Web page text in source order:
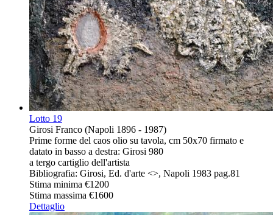
Lotto 19
Girosi Franco (Napoli 1896 - 1987)
Prime forme del caos olio su tavola, cm 50x70 firmato e
datato in basso a destra: Girosi 980
a tergo cartiglio dell'artista
Bibliografia: Girosi, Ed. d'arte <>, Napoli 1983 pag.81
Stima minima €1200
Stima massima €1600
Dettaglio